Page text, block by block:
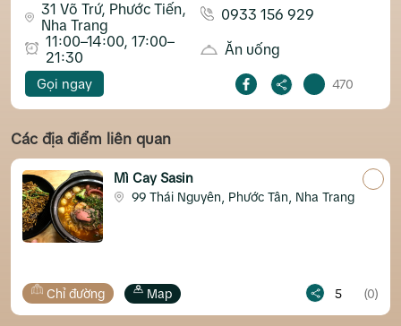
31 Võ Trứ, Phước Tiến,
Nha Trang
0933 156 929
11:00–14:00, 17:00–
21:30
Ăn uống
Gọi ngay 470
Các địa điểm liên quan
Mì Cay Sasin
99 Thái Nguyên, Phước Tân, Nha Trang
đường Map (0) Chỉ